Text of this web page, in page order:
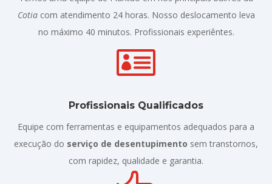
Cotiacom atendimento 24 horas. Nosso deslocamento leva
no máximo 40 minutos. Profissionais experiêntes.

Profissionais Qualificados
Equipe com ferramentas e equipamentos adequados para a
execução do serviço de desentupimento sem transtornos,
com rapidez, qualidade e garantia.